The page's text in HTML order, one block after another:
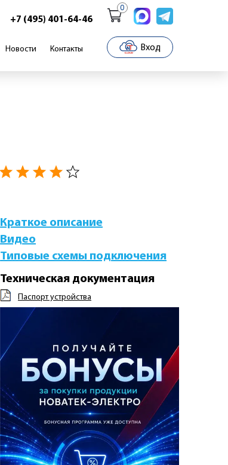
+7 (495) 401-64-46
Новости Контакты
0
Вход
Краткое описание
Видео
Типовые схемы подключения
Техническая документация
Паспорт устройства